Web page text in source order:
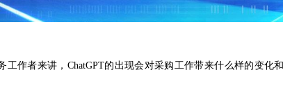
工作者来讲， ChatGPT的出现会对采购工作带来什么样的变化和